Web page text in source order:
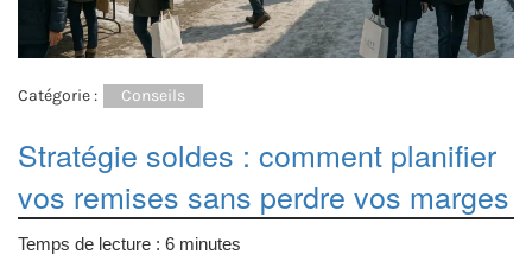
Catégorie : Conseils
Stratégie soldes : comment planifier
vos remises sans perdre vos marges
Temps de lecture : 6 minutes